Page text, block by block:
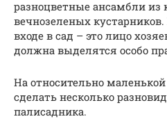
разноцветные ансамбли из
вечнозеленых
входе в сад – это лицо
должна выделятся особо
На относительно
сделать несколько
палисадника.